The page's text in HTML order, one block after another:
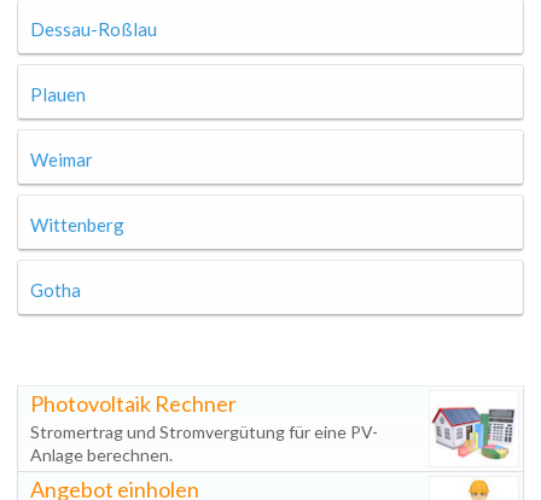
Dessau-Roßlau
Plauen
Weimar
Wittenberg
Gotha
Photovoltaik Rechner
Stromertrag und Stromvergütung für eine PV-
Anlage berechnen.
Angebot einholen